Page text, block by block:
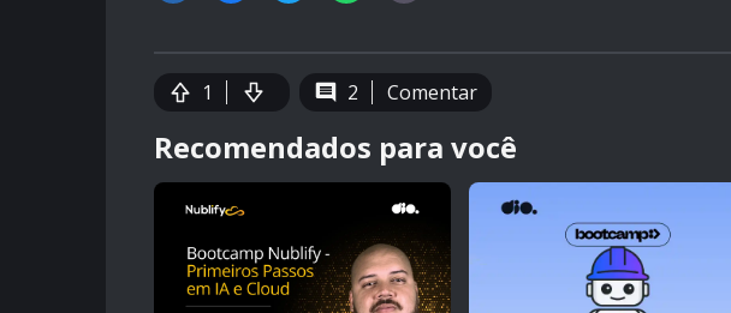
1 2 Comentar
Recomendados para você